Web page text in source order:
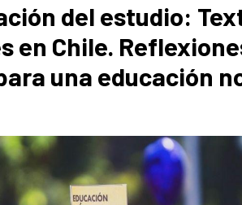
del estudio:
en Chile.
una educación